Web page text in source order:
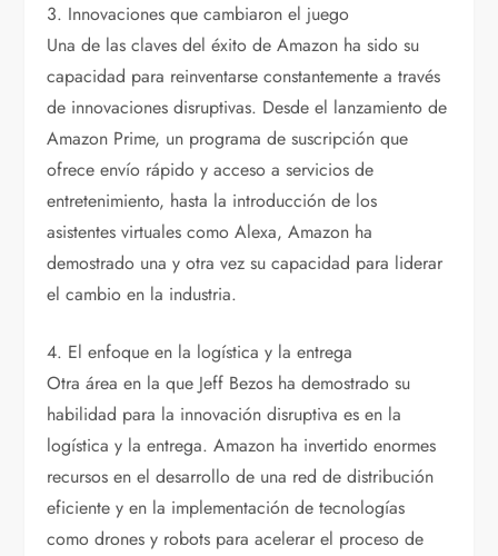
3. Innovaciones que cambiaron el juego
Una de las claves del éxito de Amazon ha sido su
capacidad para reinventarse constantemente a través
de innovaciones disruptivas. Desde el lanzamiento de
Amazon Prime, un programa de suscripción que
ofrece envío rápido y acceso a servicios de
entretenimiento, hasta la introducción de los
asistentes virtuales como Alexa, Amazon ha
demostrado una y otra vez su capacidad para liderar
el cambio en la industria.
4. El enfoque en la logística y la entrega
Otra área en la que Jeff Bezos ha demostrado su
habilidad para la innovación disruptiva es en la
logística y la entrega. Amazon ha invertido enormes
recursos en el desarrollo de una red de distribución
eficiente y en la implementación de tecnologías
como drones y robots para acelerar el proceso de